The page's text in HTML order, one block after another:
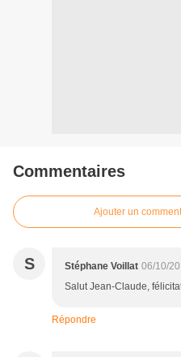
Commentaires
Ajouter un
S Stéphane Voillat 06/10/
Salut Jean-Claude,
Répondre